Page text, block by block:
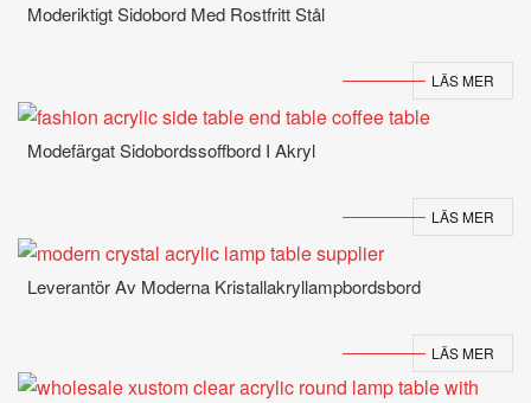
Moderiktigt Sidobord Med Rostfritt Stål
LÄS MER
Modefärgat Sidobordssoffbord I Akryl
LÄS MER
Leverantör Av Moderna Kristallakryllampbordsbord
LÄS MER